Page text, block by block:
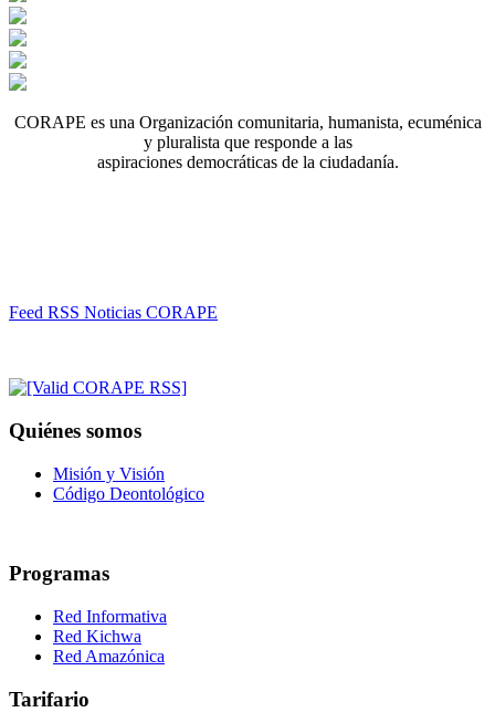
CORAPE es una Organización comunitaria, humanista, ecuménica
y pluralista que responde a las
aspiraciones democráticas de la ciudadanía.
Feed RSS Noticias CORAPE
Quiénes somos
Misión y Visión
Código Deontológico
Programas
Red Informativa
Red Kichwa
Red Amazónica
Tarifario